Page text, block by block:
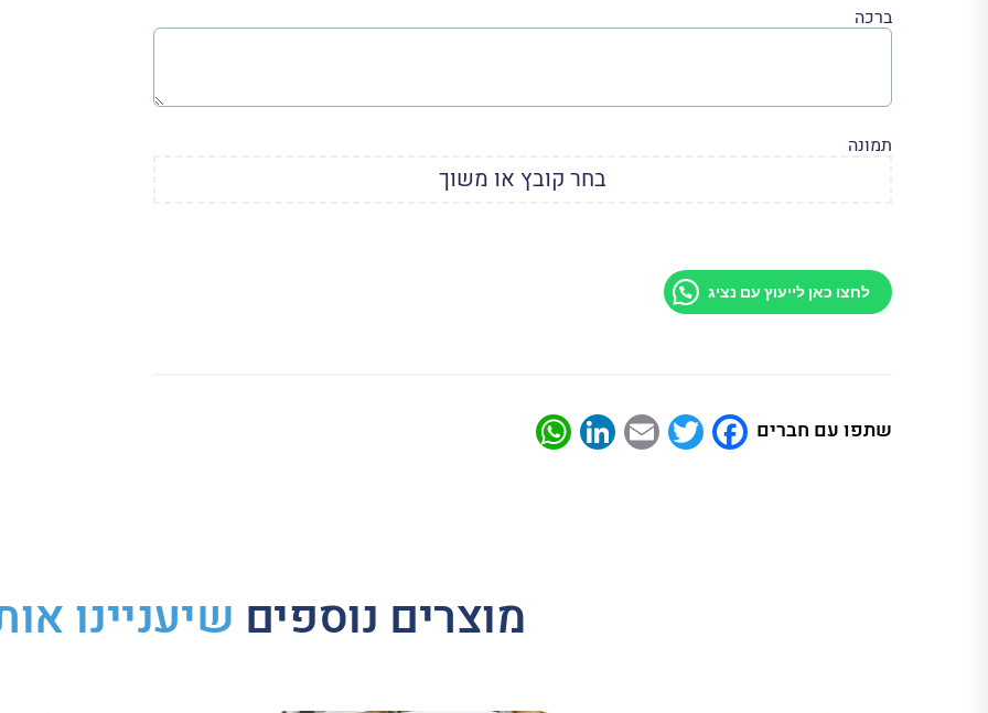
ברכה
תמונה
בחר קובץ או משוך
לחצו כאן לייעוץ עם נציג
שתפו עם חברים Facebook
Twitter
Email
LinkedIn
מוצרים נוספים שיעניינו